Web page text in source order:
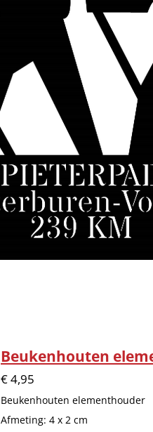
Beukenhouten
€ 4,95
Beukenhouten elementhouder
Afmeting: 4 x 2 cm